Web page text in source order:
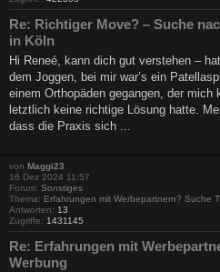
Re: Richtiger Move? – Suche
in Köln
Hi Reneé, kann dich gut verstehen –
dem Joggen, bei mir war’s ein
einem Orthopäden gegangen, der
letztlich keine richtige Lösung hatte.
dass die Praxis sich ...
von Maggi23
16 Dez 2024 11:57
Forum: Sonstiges
Thema: Erfahrungen mit Werbepartnern? Suche
Antworten: 13
Zugriffe: 1431145
Re: Erfahrungen mit
Werbung